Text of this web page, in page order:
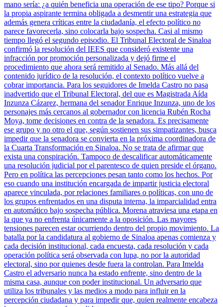
mano sería: ¿a quién beneficia una operación de ese tipo? Porque si
la propia aspirante termina obligada a desmentir una estrategia que
además genera críticas entre la ciudadanía, el efecto político no
parece favorecerla, sino colocarla bajo sospecha. Casi al mismo
tiempo llegó el segundo episodio. El Tribunal Electoral de Sinaloa
confirmó la resolución del IEES que consideró existente una
infracción por promoción personalizada y dejó firme el
procedimiento que ahora será remitido al Senado. Más allá del
contenido jurídico de la resolución, el contexto político vuelve a
cobrar importancia. Para los seguidores de Imelda Castro no pasa
inadvertido que el Tribunal Electoral, del que es Magistrada Aída
Inzunza Cázarez, hermana del senador Enrique Inzunza, uno de los
personajes más cercanos al gobernador con licencia Rubén Rocha
Moya, tome decisiones en contra de la senadora. Es precisamente
ese grupo y no otro el que, según sostienen sus simpatizantes, busca
impedir que la senadora se convierta en la próxima coordinadora de
la Cuarta Transformación en Sinaloa. No se trata de afirmar que
exista una conspiración. Tampoco de descalificar automáticamente
una resolución judicial por el parentesco de quien preside el órgano.
Pero en política las percepciones pesan tanto como los hechos. Por
eso cuando una institución encargada de impartir justicia electoral
aparece vinculada, por relaciones familiares o políticas, con uno de
los grupos enfrentados en una disputa interna, la imparcialidad entra
en automático bajo sospecha pública. Morena atraviesa una etapa en
la que ya no enfrenta únicamente a la oposición. Las mayores
tensiones parecen estar ocurriendo dentro del propio movimiento. La
batalla por la candidatura al gobierno de Sinaloa apenas comienza y
cada decisión institucional, cada encuesta, cada resolución y cada
operación política será observada con lupa, no por la autoridad
electoral, sino por quienes desde fuera la controlan. Para Imelda
Castro el adversario nunca ha estado enfrente, sino dentro de la
misma casa, aunque con poder institucional. Un adversario que
utiliza los tribunales y las medios a modo para influir en la
percepción ciudadana y para impedir que, quien realmente encabeza